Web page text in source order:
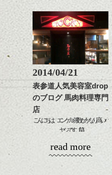
ナチュラルなトーンの色
で柔らかさをプラスする
のも良いですね。
またクセ毛の方は質感調
整のストレートパーマで
髪質改善すると
更に扱いやすくなるので
おすすめです。
いつものスタイリングが
ドライした後オイルやワ
ックスをなじませるだけ
これからのスタイルチェ
ンジの事、髪質に合った
お手入れ方法等、
ベージュ系等の肌を綺麗
に見せる効果のあるカラ
ーリングをプラスして透
明感を表現すると
って毎日のお手入れも簡
2014/04/21
表参道人気美容室drop
のブログ 馬肉料理専門
店
こんにちは、エンゲル係数がかなり高いハ
ヤシです。(笑)
今回は、渋谷にある少し珍しい馬肉専門店
read more